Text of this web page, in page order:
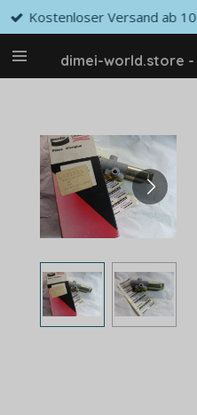
Zum
Hauptinhalt
springendimei-world.store -
Kostenloser Versand ab